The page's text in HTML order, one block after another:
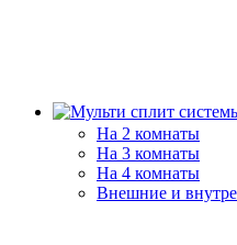
На 2 комнаты
На 3 комнаты
На 4 комнаты
Внешние и